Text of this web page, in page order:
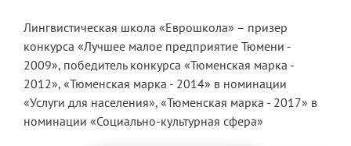
Лингвистическая школа «Еврошкола» – призер
конкурса «Лучшее малое предприятие Тюмени -
2009», победитель конкурса «Тюменская марка -
2012», «Тюменская марка - 2014» в номинации
«Услуги для населения», «Тюменская марка - 2017» в
номинации «Социально-культурная сфера»